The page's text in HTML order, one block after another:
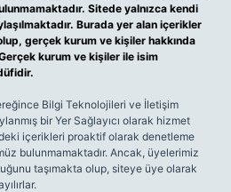
Sitede yalnızca kendi
Burada yer alan içerikler
gerçek kurum ve kişiler hakkında
kurum ve kişiler ile isim
Bilgi Teknolojileri ve İletişim
bir Yer Sağlayıcı olarak hizmet
içerikleri proaktif olarak denetleme
bulunmamaktadır. Ancak, üyelerimiz
taşımakta olup, siteye üye olarak